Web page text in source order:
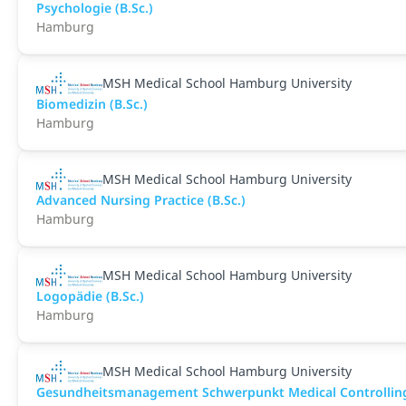
Psychologie (B.Sc.)
Hamburg
MSH Medical School Hamburg University
Biomedizin (B.Sc.)
Hamburg
MSH Medical School Hamburg University
Advanced Nursing Practice (B.Sc.)
Hamburg
MSH Medical School Hamburg University
Logopädie (B.Sc.)
Hamburg
MSH Medical School Hamburg University
Gesundheitsmanagement Schwerpunkt Medical